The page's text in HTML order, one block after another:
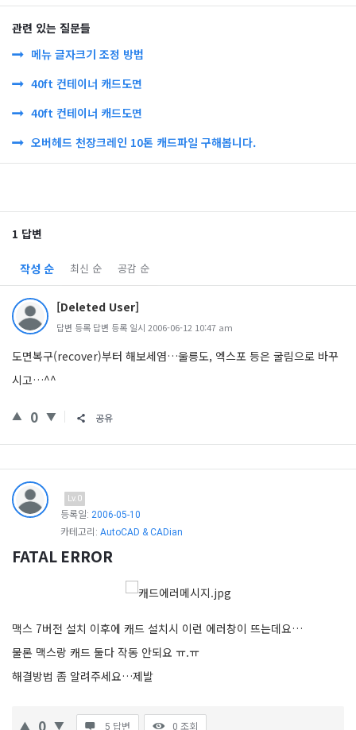
관련 있는 질문들
메뉴 글자크기 조정 방법
40ft 컨테이너 캐드도면
40ft 컨테이너 캐드도면
오버헤드 천장크레인 10톤 캐드파일 구해봅니다.
1 답변
작성 순 최신 순 공감 순
[Deleted User]
답변 등록 답변 등록 일시 2006-06-12 10:47 am
도면복구(recover)부터 해보세염…울릉도, 엑스포 등은 굴림으로 바꾸
시고…^^
0 공유
Lv.0
등록일: 2006-05-10
카테고리: AutoCAD & CADian
FATAL ERROR
맥스 7버전 설치 이후에 캐드 설치시 이런 에러창이 뜨는데요…
물론 맥스랑 캐드 둘다 작동 안되요 ㅠ.ㅠ
해결방법 좀 알려주세요…제발
0 5 답변 0 조회